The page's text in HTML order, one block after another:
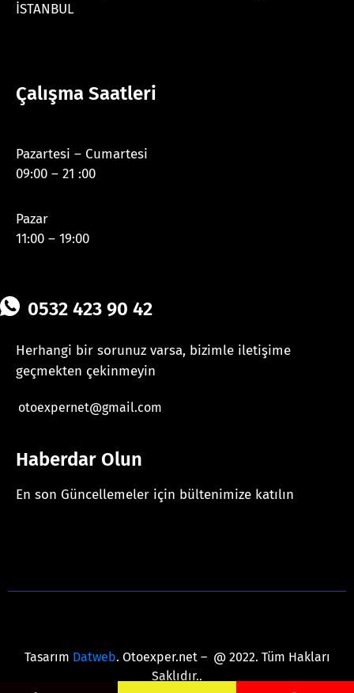
İSTANBUL
Çalışma Saatleri
Pazartesi – Cumartesi
09:00 – 21 :00
Pazar
11:00 – 19:00
0532 423 90 42
Herhangi bir sorunuz varsa, bizimle iletişime
geçmekten çekinmeyin
otoexpernet@gmail.com
Haberdar Olun
En son Güncellemeler için bültenimize katılın
Tasarım Datweb. Otoexper.net – @ 2022. Tüm Hakları
Saklıdır..